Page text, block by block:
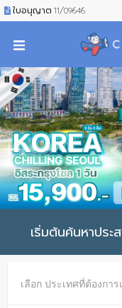
ใบอนุญาต 11/09646
เริ่มต้นค้นหาปร
เลือก ประเทศที่ต้องการ